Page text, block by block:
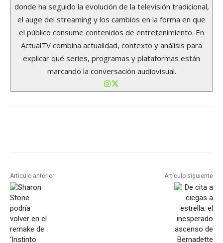
donde ha seguido la evolución de la televisión tradicional,
el auge del streaming y los cambios en la forma en que
el público consume contenidos de entretenimiento. En
ActualTV combina actualidad, contexto y análisis para
explicar qué series, programas y plataformas están
marcando la conversación audiovisual.
Artículo anterior Artículo siguiente